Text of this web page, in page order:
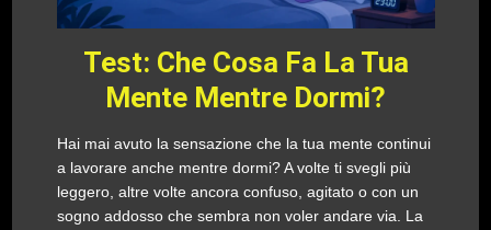
Test: Che Cosa Fa La Tua
Mente Mentre Dormi?
Hai mai avuto la sensazione che la tua mente continui
a lavorare anche mentre dormi? A volte ti svegli più
leggero, altre volte ancora confuso, agitato o con un
sogno addosso che sembra non voler andare via. La